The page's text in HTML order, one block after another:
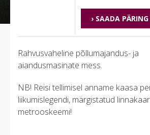
› SAADA PÄRING
Rahvusvaheline põllumajandus- ja
aiandusmasinate mess.
NB! Reisi tellimisel anname kaasa
liikumislegendi, märgistatud
metrooskeemi!